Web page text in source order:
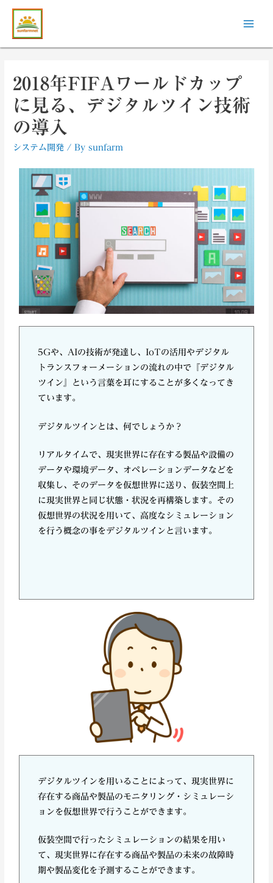
2018年FIFAワールドカップ
に見る、デジタルツイン技術
の導入
システム開発 / Bysunfarm
5Gや、AIの技術が発達し、IoTの活用やデジタル
トランスフォーメーションの流れの中で 『デジタル
ツイン』という言葉を耳にすることが多くなってき
ています。
デジタルツインとは、何でしょうか？
リアルタイムで、現実世界に存在する製品や設備の
データや環境データ、オペレーションデータなどを
収集し、そのデータを仮想世界に送り、仮装空間上
に現実世界と同じ状態・状況を再構築します。その
仮想世界の状況を用いて、高度なシミュレーション
を行う概念の事をデジタルツインと言います。
デジタルツインを用いることによって、現実世界に
存在する商品や製品のモニタリング・シミュレーシ
ョンを仮想世界で行うことができます。
仮装空間で行ったシミュレーションの結果を用い
て、現実世界に存在する商品や製品の未来の故障時
期や製品変化を予測することができます。